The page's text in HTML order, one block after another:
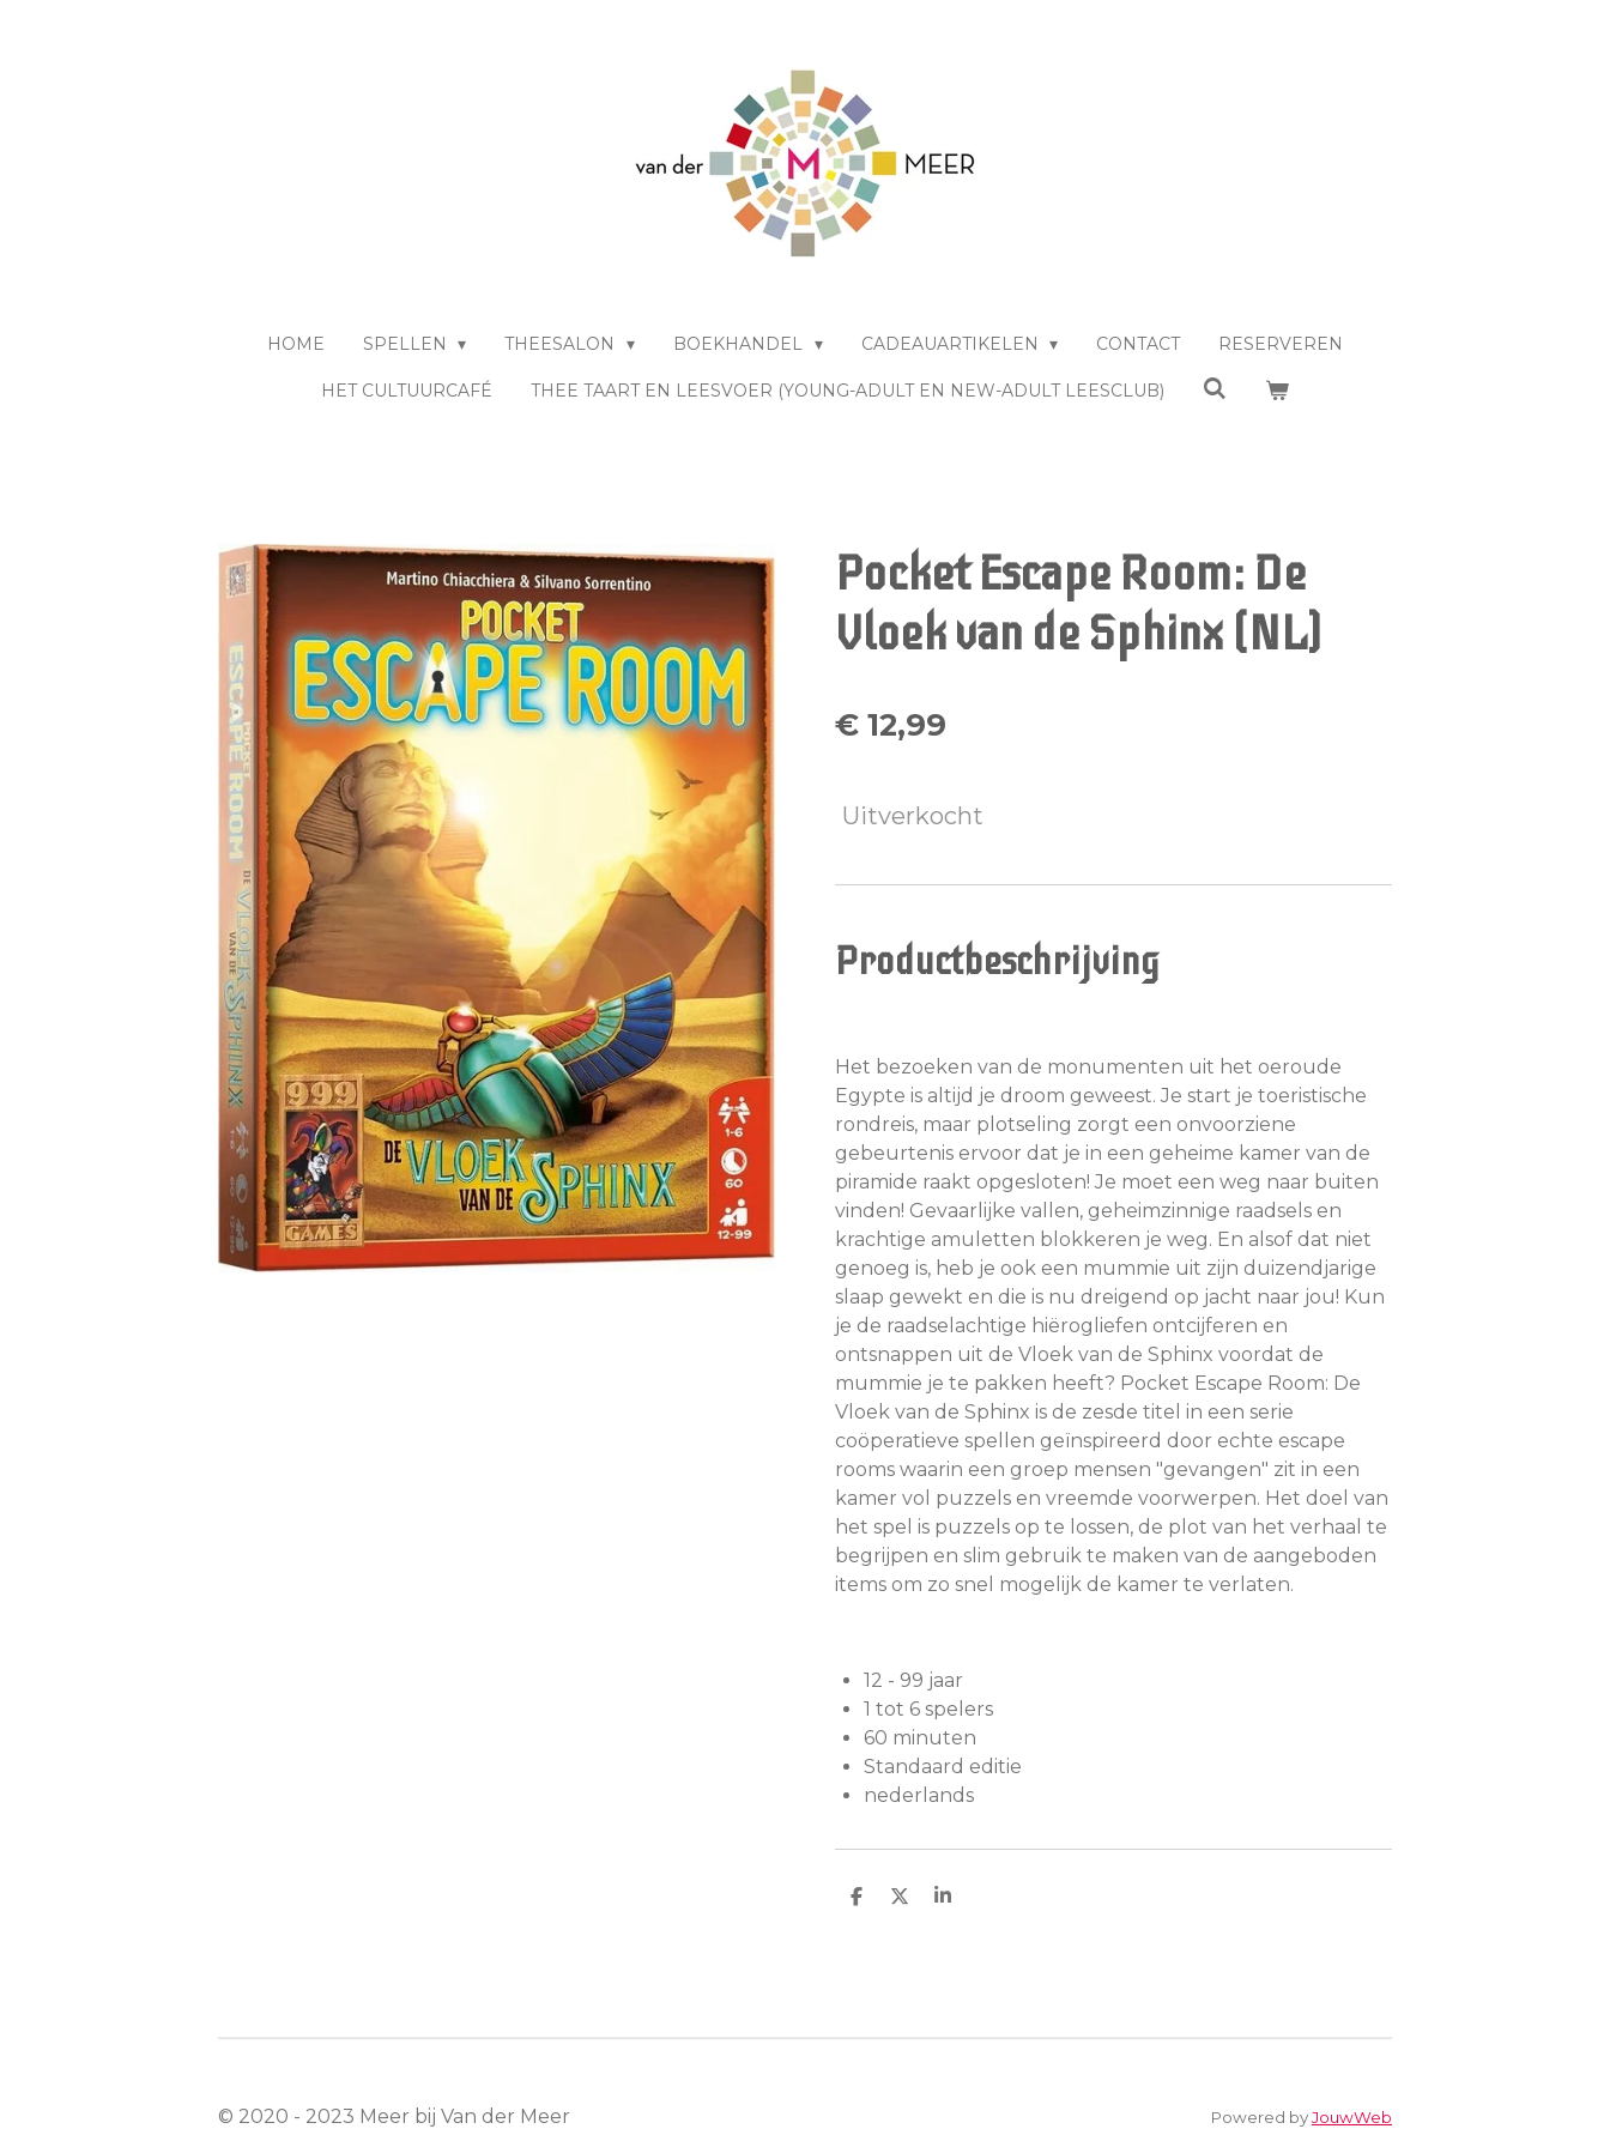
HOME SPELLEN THEESALON BOEKHANDEL CADEAUARTIKELEN CONTACT RESERVEREN
HET CULTUURCAFÉ THEE TAART EN LEESVOER (YOUNG-ADULT EN NEW-ADULT LEESCLUB)
Pocket Escape Room: De
Vloek van de Sphinx (NL)
€ 12,99
Uitverkocht
Productbeschrijving
Het bezoeken van de monumenten uit het oeroude
Egypte is altijd je droom geweest. Je start je toeristische
rondreis, maar plotseling zorgt een onvoorziene
gebeurtenis ervoor dat je in een geheime kamer van de
piramide raakt opgesloten! Je moet een weg naar buiten
vinden! Gevaarlijke vallen, geheimzinnige raadsels en
krachtige amuletten blokkeren je weg. En alsof dat niet
genoeg is, heb je ook een mummie uit zijn duizendjarige
slaap gewekt en die is nu dreigend op jacht naar jou! Kun
je de raadselachtige hiërogliefen ontcijferen en
ontsnappen uit de Vloek van de Sphinx voordat de
mummie je te pakken heeft? Pocket Escape Room: De
Vloek van de Sphinx is de zesde titel in een serie
coöperatieve spellen geïnspireerd door echte escape
rooms waarin een groep mensen "gevangen" zit in een
kamer vol puzzels en vreemde voorwerpen. Het doel van
het spel is puzzels op te lossen, de plot van het verhaal te
begrijpen en slim gebruik te maken van de aangeboden
items om zo snel mogelijk de kamer te verlaten.
12 - 99 jaar
1 tot 6 spelers
60 minuten
Standaard editie
nederlands
D
D
S
© 2020 - 2023 Meer bij Van der Meer Powered byJouwWeb